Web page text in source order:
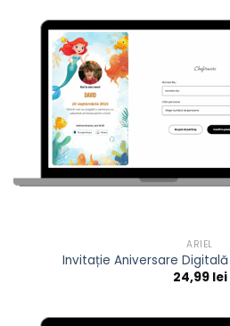
ARIEL
Invitație Aniversare Digitală
24,99 lei